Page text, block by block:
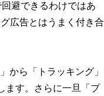
避できるわけではあ
広告とはうまく付き合
から「トラッキング」
ます。さらに一旦「プ